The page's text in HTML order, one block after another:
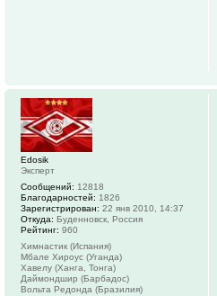
Edosik
Эксперт
Сообщений: 12818
Благодарностей: 1826
Зарегистрирован: 22 янв 2010, 14:37
Откуда: Буденновск, Россия
Рейтинг: 960
Химнастик (Испания)
Мбале Хироус (Уганда)
Хавелу (Ханга, Тонга)
Даймондшир (Барбадос)
Вольта Редонда (Бразилия)